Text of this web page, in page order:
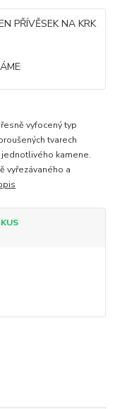
vyfocený typ
tvarech
kamene.
vyřezávaného a